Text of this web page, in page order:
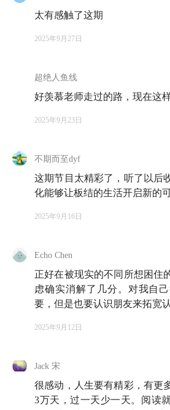
听到这里，你大概已经能感受到
跟着直觉走，总是在寻找新的可
影，从创业到哲学，他一路不断
在这期节目里，我们想和他聊的，
是心灵鸡汤，而是一个更普遍的
能够给你答案、生活节奏越来越
之间，点亮属于自己的那份「定性
接下来，就让我们一起走进刘莘
人生故事，以及他关于「可能性」
刘莘：
系主任，主要研究心智哲学、道
《当代政治哲学》。近年来关注
与思：儿童文学经典解读》
《归
🪁 时间轴
太有感触了这期
2025年9月27日
超绝人鱼线
好羡慕老师走过的路，现在
2025年9月23日
不期而至dyf
这期节目太精彩了，听了以后
化能够让板结的生活开启新的可
2025年9月16日
Echo Chen
正好在被现实的不同所想困住
虑确实消解了几分。对我自
要，但是也要认识朋友来拓宽
2025年9月12日
Jack 宋
很感动，人生要有精彩，有更
3万天，过一天少一天。阅读